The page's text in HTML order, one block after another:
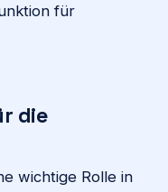
für
die
wichtige Rolle in